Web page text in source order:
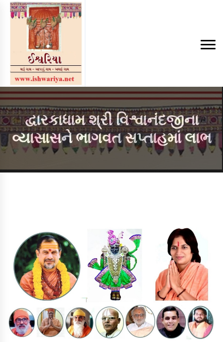
દ્વારકાધામ શ્રી વિશ્વાનંદજીના
વ્યાસાસને ભાગવત સપ્તાહમાં લાભ